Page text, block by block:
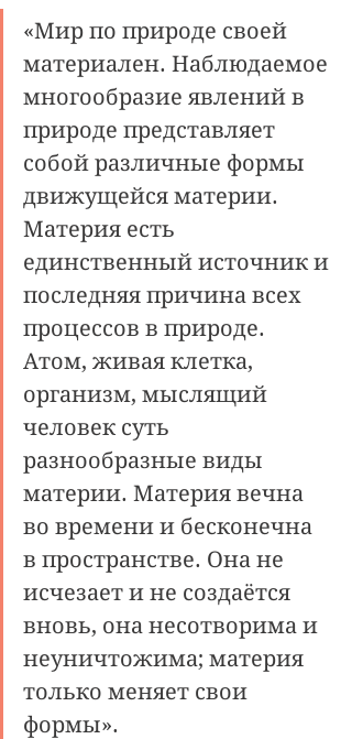
«Мир по природе своей
материален. Наблюдаемое
многообразие явлений в
природе представляет
собой различные формы
движущейся материи.
Материя есть
единственный источник и
последняя причина всех
процессов в природе.
Атом, живая клетка,
организм, мыслящий
человек суть
разнообразные виды
материи. Материя вечна
во времени и бесконечна
в пространстве. Она не
исчезает и не создаётся
вновь, она несотворима и
неуничтожима; материя
только меняет свои
формы».